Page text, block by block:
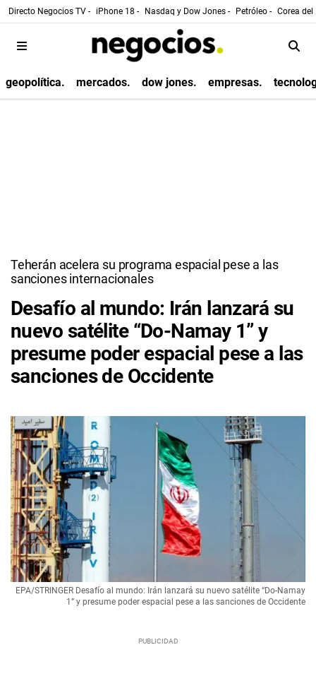
Directo Negocios TV - iPhone 18 - Nasdaq y Dow Jones - Petróleo - Corea
geopolítica. mercados. dow jones. empresas.
Teherán acelera su programa espacial pese a las
sanciones internacionales
Desafío al mundo: Irán lanzará su
nuevo satélite “Do-Namay 1” y
presume poder espacial pese a las
sanciones de Occidente
EPA/STRINGER Desafío al mundo: Irán lanzará su nuevo satélite “Do-Namay
1” y presume poder espacial pese a las sanciones de Occidente